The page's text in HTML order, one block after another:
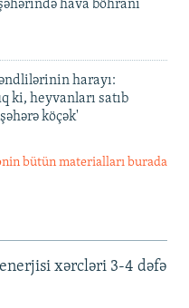
hava böhranı
harayı:
ki, heyvanları satıb
köçək'
bütün materialları burada
xərcləri 3-4 dəfə